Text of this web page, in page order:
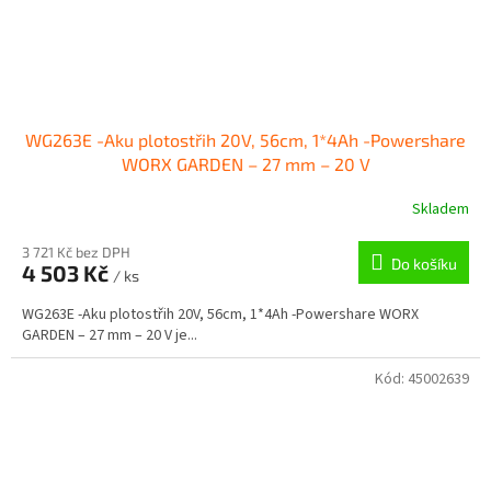
WG263E -Aku plotostřih 20V, 56cm, 1*4Ah -Powershare
WORX GARDEN – 27 mm – 20 V
Skladem
3 721 Kč bez DPH
4 503 Kč / ks
Do košíku
WG263E -Aku plotostřih 20V, 56cm, 1*4Ah -Powershare WORX
GARDEN – 27 mm – 20 V je...
Kód: 45002639